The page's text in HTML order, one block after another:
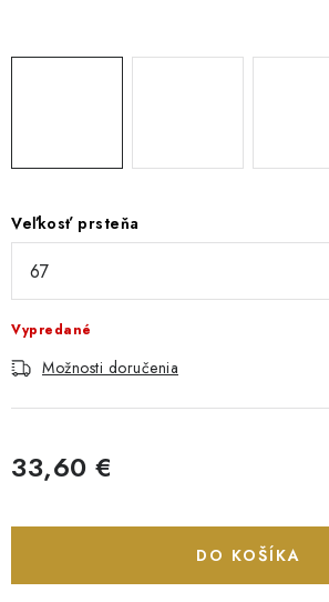
Veľkosť prsteňa
Vypredané
Možnosti doručenia
33,60 €
DO KOŠÍKA